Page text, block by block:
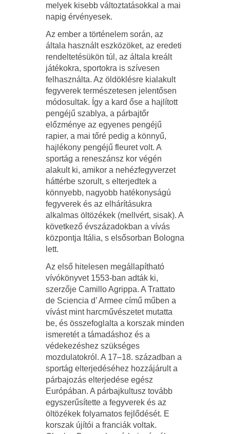
melyek kisebb változtatásokkal a mai
napig érvényesek.
Az ember a történelem során, az
általa használt eszközöket, az eredeti
rendeltetésükön túl, az általa kreált
játékokra, sportokra is szívesen
felhasználta. Az öldöklésre kialakult
fegyverek természetesen jelentősen
módosultak. Így a kard őse a hajlított
pengéjű szablya, a párbajtőr
előzménye az egyenes pengéjű
rapier, a mai tőré pedig a könnyű,
hajlékony pengéjű fleuret volt. A
sportág a reneszánsz kor végén
alakult ki, amikor a nehézfegyverzet
háttérbe szorult, s elterjedtek a
könnyebb, nagyobb hatékonyságú
fegyverek és az elhárításukra
alkalmas öltözékek (mellvért, sisak). A
következő évszázadokban a vívás
központja Itália, s elsősorban Bologna
lett.
Az első hitelesen megállapítható
vívókönyvet 1553-ban adták ki,
szerzője Camillo Agrippa. A Trattato
de Sciencia d’ Armee című műben a
vívást mint harcművészetet mutatta
be, és összefoglalta a korszak minden
ismeretét a támadáshoz és a
védekezéshez szükséges
mozdulatokról. A 17–18. században a
sportág elterjedéséhez hozzájárult a
párbajozás elterjedése egész
Európában. A párbajkultusz tovább
egyszerűsítette a fegyverek és az
öltözékek folyamatos fejlődését. E
korszak újítói a franciák voltak.